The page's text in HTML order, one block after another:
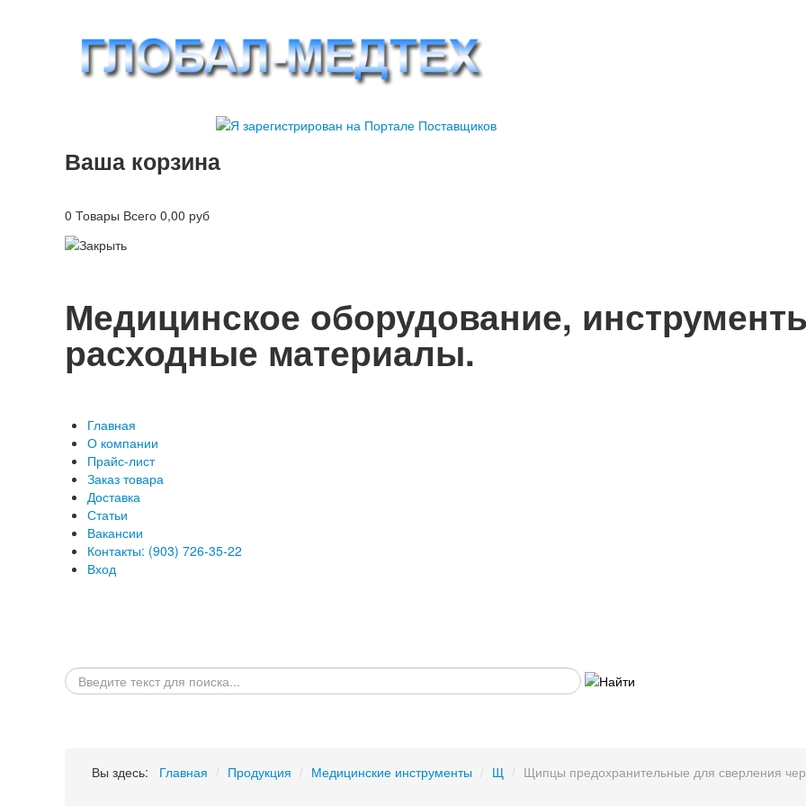
Ваша корзина
0 Товары Всего 0,00 руб
Медицинское оборудование,
расходные материалы.
Главная
О компании
Прайс-лист
Заказ товара
Доставка
Статьи
Вакансии
Контакты: (903) 726-35-22
Вход
Вы здесь: Главная / Продукция / Медицинские инструменты / Щ / Щипцы предохранительные для сверления